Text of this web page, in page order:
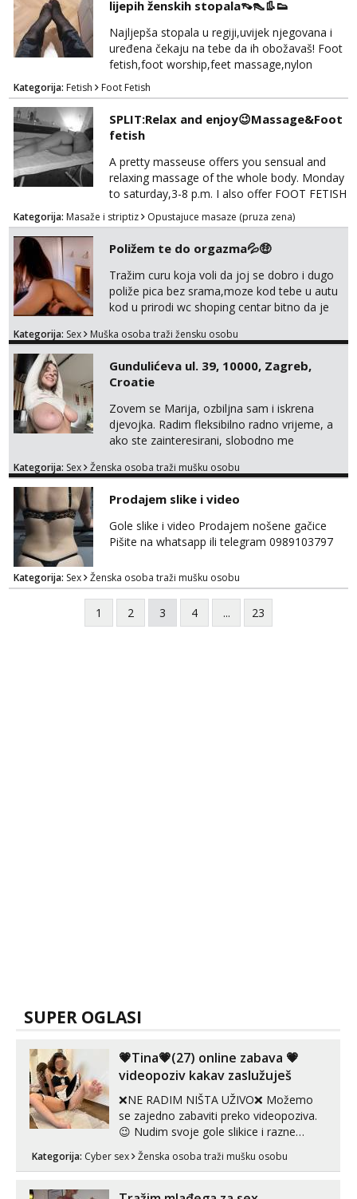
lijepih ženskih stopala👡👠👢👟
Najljepša stopala u regiji,uvijek njegovana i
uređena čekaju na tebe da ih obožavaš! Foot
fetish,foot worship,feet massage,nylon
fetish,trampling... Ponedjeljak-subota:15-
20.30h. Samo za istinske obožavatelje ovog
fetisha,isključivo POZIV. Sex i sl.ISKLJUČENO!
Kategorija: Fetish Foot Fetish
SPLIT:Relax and enjoy😉Massage&Foot
fetish
A pretty masseuse offers you sensual and
relaxing massage of the whole body. Monday
to saturday,3-8 p.m. I also offer FOOT FETISH
for lovers of beautiful feets👣👠👡👢 Calls
only,no messages! *NO SEX *PRIORITY IS
GIVEN TO REGULAR CLIENTS
Kategorija: Masaže i striptiz Opustajuce masaze (pruza zena)
Poližem te do orgazma💦🤑
Tražim curu koja voli da joj se dobro i dugo
poliže pica bez srama,moze kod tebe u autu
kod u prirodi wc shoping centar bitno da je
jer nisam solo. Zgodan sam i diskretan,sliku
za brz dogovor Kontakt 0958759047
Kategorija: Sex Muška osoba traži žensku osobu
Gundulićeva ul. 39, 10000, Zagreb,
Croatie
Zovem se Marija, ozbiljna sam i iskrena
djevojka. Radim fleksibilno radno vrijeme, a
ako ste zainteresirani, slobodno me
broj☎️:+385 92 451 2472
Kategorija: Sex Ženska osoba traži mušku osobu
Prodajem slike i video
Gole slike i video Prodajem nošene gačice
Pišite na whatsapp ili telegram 0989103797
Kategorija: Sex Ženska osoba traži mušku osobu
1 2 3 4 ... 23
SUPER OGLASI
💗Tina💗(27) online zabava 💗
videopoziv kakav zaslužuješ
❌NE RADIM NIŠTA UŽIVO❌ Možemo
se zajedno zabaviti preko videopoziva.
😉 Nudim svoje gole slikice i razne
videouradke. 🤩 Za online zabavu pošalji
poruku na Whatsapp, Telegram ili Viber.
autentičnosti možeš me vidjeti na
Kategorija: Cyber sex Ženska osoba traži mušku osobu